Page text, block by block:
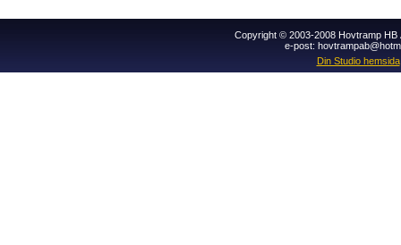
Copyright © 2003-2008 Hovtramp HB
e-post:
Din Studio hemsida